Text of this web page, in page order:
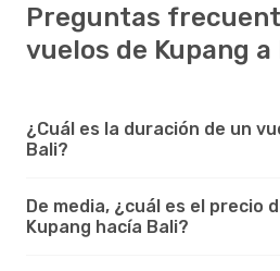
Preguntas
vuelos de Kupang a
¿Cuál es la duración de un
Bali?
De media, ¿cuál es el precio
Kupang hacía Bali?